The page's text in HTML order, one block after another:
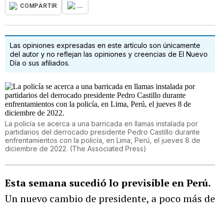
COMPARTIR ...
Las opiniones expresadas en este artículo son únicamente
del autor y no reflejan las opiniones y creencias de El Nuevo
Día o sus afiliados.
La policía se acerca a una barricada en llamas instalada por
partidarios del derrocado presidente Pedro Castillo durante
enfrentamientos con la policía, en Lima, Perú, el jueves 8 de
diciembre de 2022. (The Associated Press)
Esta semana sucedió lo previsible en Perú.
Un nuevo cambio de presidente, a poco más de